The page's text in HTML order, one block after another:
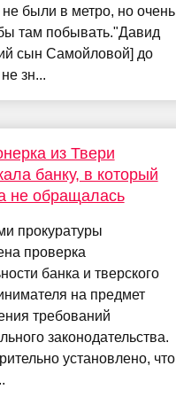
не были в метро, но очень
там побывать."Давид
сын Самойловой] до
зн...
из Твери
банку, в который
не обращалась
прокуратуры
проверка
банка и тверского
на предмет
требований
законодательства.
установлено, что